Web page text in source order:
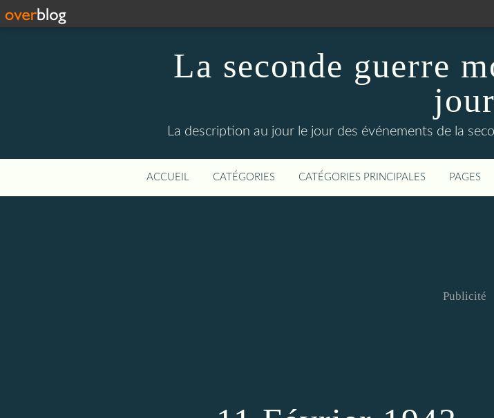
La seconde guerre
jour
La description au jour le jour des événements de la
ACCUEIL CATÉGORIES CATÉGORIES PRINCIPALES PAGES
Publicité